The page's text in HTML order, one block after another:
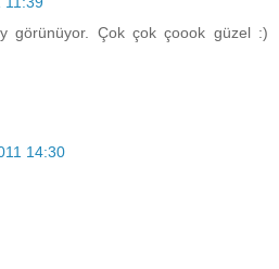
görünüyor. Çok çok çoook güzel :)
14:30